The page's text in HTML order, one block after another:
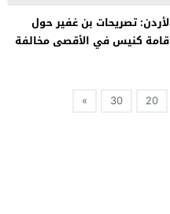
تصريحات بن غفير حول
كنيس في الأقصى مخالفة
20
30
»